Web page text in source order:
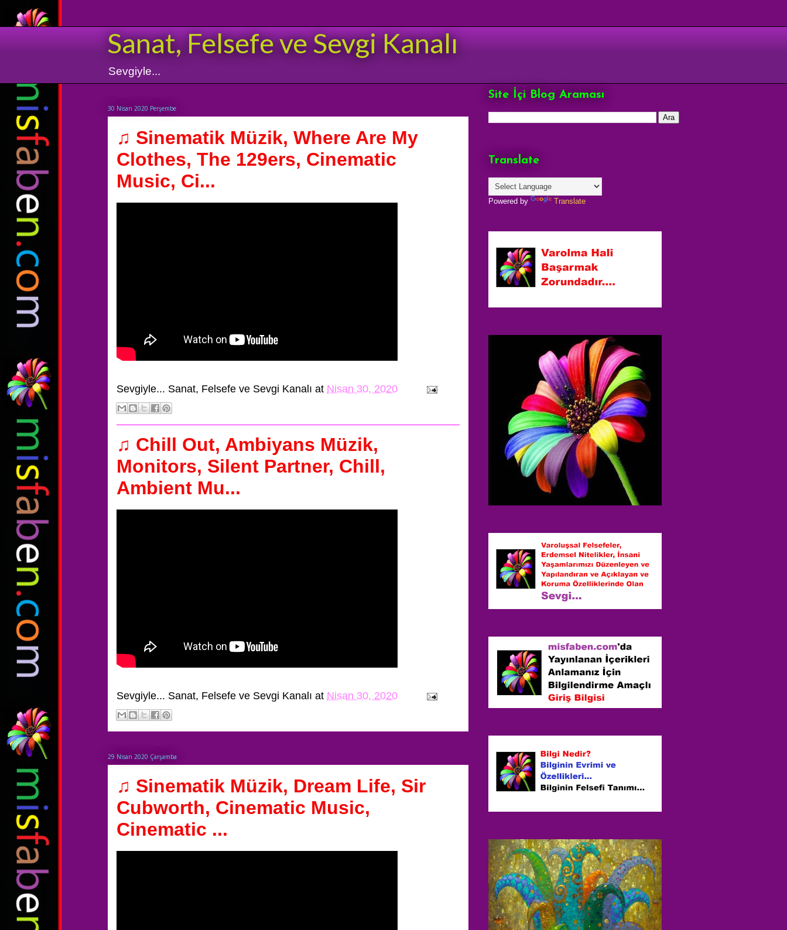
Sanat, Felsefe ve Sevgi Kanalı
Sevgiyle...
30 Nisan 2020 Perşembe
♫ Sinematik Müzik, Where Are My
Clothes, The 129ers, Cinematic
Music, Ci...
Sevgiyle... Sanat, Felsefe ve Sevgi Kanalı at Nisan 30, 2020
♫ Chill Out, Ambiyans Müzik,
Monitors, Silent Partner, Chill,
Ambient Mu...
Sevgiyle... Sanat, Felsefe ve Sevgi Kanalı at Nisan 30, 2020
29 Nisan 2020 Çarşamba
♫ Sinematik Müzik, Dream Life, Sir
Cubworth, Cinematic Music,
Cinematic ...
Site İçi Blog Araması
Translate
Powered by Translate